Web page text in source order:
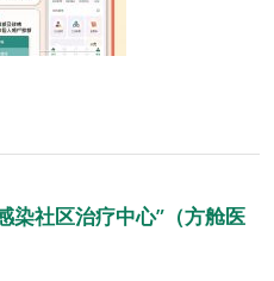
染社区治疗中心”（方舱医